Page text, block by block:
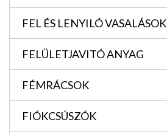
FEL ÉS LENYILÓ VASALÁSOK
FELÜLETJAVITÓ ANYAG
FÉMRÁCSOK
FIÓKCSÚSZÓK